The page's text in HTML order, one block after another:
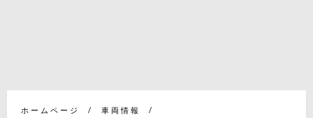
ホームページ
車両情報